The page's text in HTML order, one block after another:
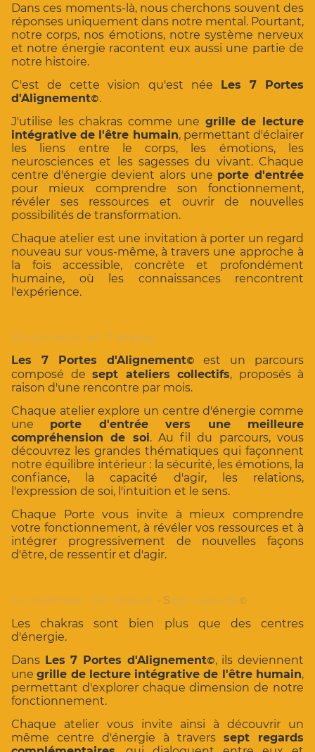
Dans ces moments-là, nous cherchons souvent des
réponses uniquement dans notre mental. Pourtant,
notre corps, nos émotions, notre système nerveux
et notre énergie racontent eux aussi une partie de
notre histoire.
C'est de cette vision qu'est née Les 7 Portes
d'Alignement©.
J'utilise les chakras comme une grille de lecture
intégrative de l'être humain, permettant d'éclairer
les liens entre le corps, les émotions, les
neurosciences et les sagesses du vivant. Chaque
centre d'énergie devient alors une porte d'entrée
pour mieux comprendre son fonctionnement,
révéler ses ressources et ouvrir de nouvelles
possibilités de transformation.
Chaque atelier est une invitation à porter un regard
nouveau sur vous-même, à travers une approche à
la fois accessible, concrète et profondément
humaine, où les connaissances rencontrent
l'expérience.
Un parcours en 7 étapes
Les 7 Portes d'Alignement©
est un parcours
composé de sept ateliers collectifs, proposés à
raison d'une rencontre par mois.
Chaque atelier explore un centre d'énergie comme
une porte d'entrée vers une meilleure
compréhension de soi. Au fil du parcours, vous
découvrez les grandes thématiques qui façonnent
notre équilibre intérieur : la sécurité, les émotions, la
confiance, la capacité d'agir, les relations,
l'expression de soi, l'intuition et le sens.
Chaque Porte vous invite à mieux comprendre
votre fonctionnement, à révéler vos ressources et à
intégrer progressivement de nouvelles façons
d'être, de ressentir et d'agir.
La méthode : Un chakra • Sept regards©
Les chakras sont bien plus que des centres
d'énergie.
Dans Les 7 Portes d'Alignement©, ils deviennent
unegrille de lecture intégrative de l'être humain,
permettant d'explorer chaque dimension de notre
fonctionnement.
Chaque atelier vous invite ainsi à découvrir un
même centre d'énergie à travers sept regards